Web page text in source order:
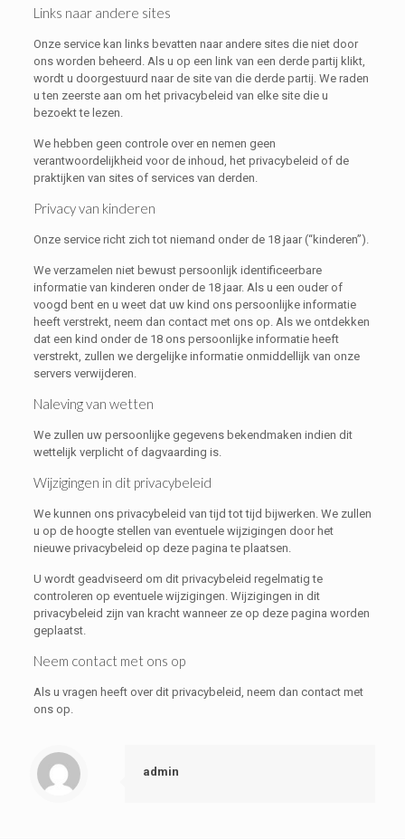
Links naar andere sites
Onze service kan links bevatten naar andere sites die niet door
ons worden beheerd. Als u op een link van een derde partij klikt,
wordt u doorgestuurd naar de site van die derde partij. We raden
u ten zeerste aan om het privacybeleid van elke site die u
bezoekt te lezen.
We hebben geen controle over en nemen geen
verantwoordelijkheid voor de inhoud, het privacybeleid of de
praktijken van sites of services van derden.
Privacy van kinderen
Onze service richt zich tot niemand onder de 18 jaar (“kinderen”).
We verzamelen niet bewust persoonlijk identificeerbare
informatie van kinderen onder de 18 jaar. Als u een ouder of
voogd bent en u weet dat uw kind ons persoonlijke informatie
heeft verstrekt, neem dan contact met ons op. Als we ontdekken
dat een kind onder de 18 ons persoonlijke informatie heeft
verstrekt, zullen we dergelijke informatie onmiddellijk van onze
servers verwijderen.
Naleving van wetten
We zullen uw persoonlijke gegevens bekendmaken indien dit
wettelijk verplicht of dagvaarding is.
Wijzigingen in dit privacybeleid
We kunnen ons privacybeleid van tijd tot tijd bijwerken. We zullen
u op de hoogte stellen van eventuele wijzigingen door het
nieuwe privacybeleid op deze pagina te plaatsen.
U wordt geadviseerd om dit privacybeleid regelmatig te
controleren op eventuele wijzigingen. Wijzigingen in dit
privacybeleid zijn van kracht wanneer ze op deze pagina worden
geplaatst.
Neem contact met ons op
Als u vragen heeft over dit privacybeleid, neem dan contact met
ons op.
admin